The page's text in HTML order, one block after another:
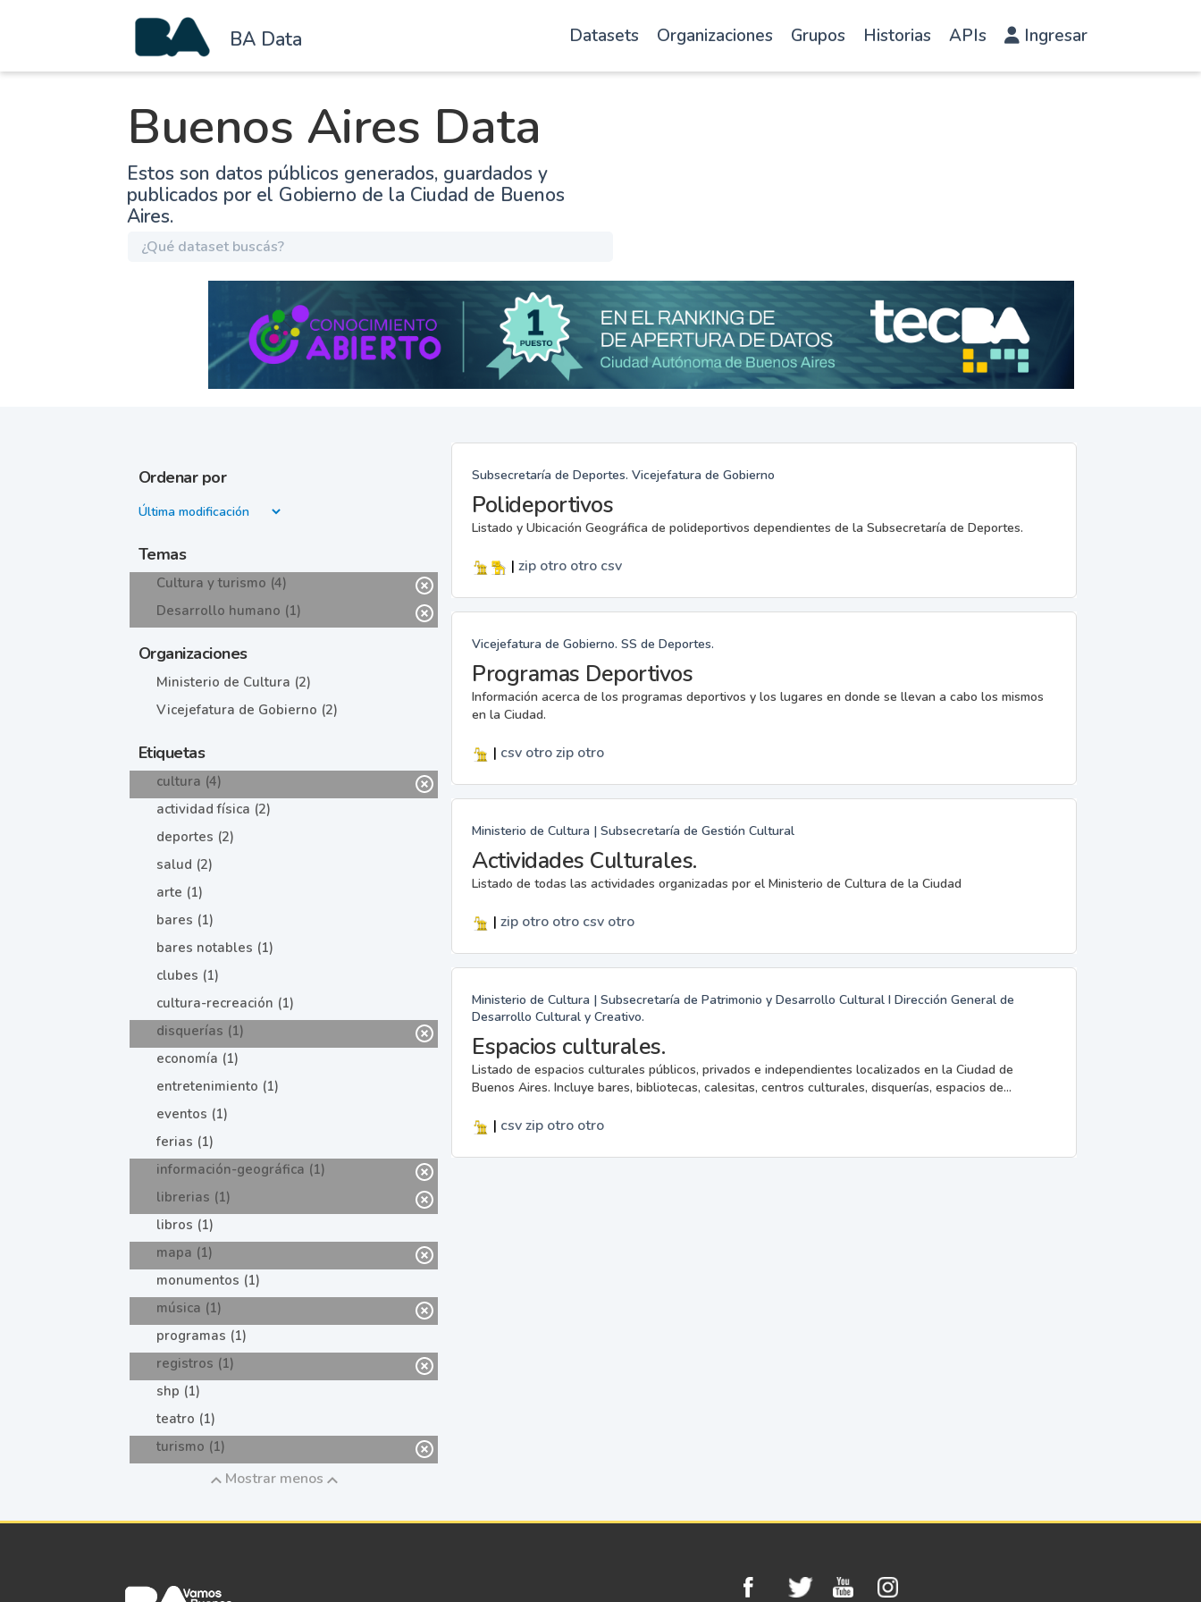
BA Data Datasets Organizaciones Grupos Historias APIs Ingresar
Buenos Aires Data
Estos son datos públicos generados, guardados y
publicados por el Gobierno de la Ciudad de Buenos
Aires.
Ordenar por
Temas
Cultura y turismo (4)
Desarrollo humano (1)
Organizaciones
Ministerio de Cultura (2)
Vicejefatura de Gobierno (2)
Etiquetas
cultura (4)
actividad física (2)
deportes (2)
salud (2)
arte (1)
bares (1)
bares notables (1)
clubes (1)
cultura-recreación (1)
disquerías (1)
economía (1)
entretenimiento (1)
eventos (1)
ferias (1)
información-geográfica (1)
librerias (1)
libros (1)
mapa (1)
monumentos (1)
música (1)
programas (1)
registros (1)
shp (1)
teatro (1)
turismo (1)
Mostrar menos
Subsecretaría de Deportes. Vicejefatura de Gobierno
Polideportivos
Listado y Ubicación Geográfica de polideportivos dependientes de la Subsecretaría de Deportes.
| zip otro otro csv
Vicejefatura de Gobierno. SS de Deportes.
Programas Deportivos
Información acerca de los programas deportivos y los lugares en donde se llevan a cabo los mismos
en la Ciudad.
| csv otrozip otro
Ministerio de Cultura | Subsecretaría de Gestión Cultural
Actividades Culturales.
Listado de todas las actividades organizadas por el Ministerio de Cultura de la Ciudad
| zip otro otro csv otro
Ministerio de Cultura | Subsecretaría de Patrimonio y Desarrollo Cultural I Dirección General de
Desarrollo Cultural y Creativo.
Espacios culturales.
Listado de espacios culturales públicos, privados e independientes localizados en la Ciudad de
Buenos Aires. Incluye bares, bibliotecas, calesitas, centros culturales, disquerías, espacios de...
| csvzip otro otro